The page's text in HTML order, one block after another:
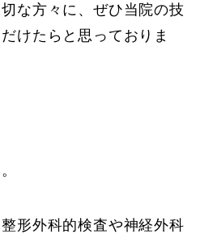
な方々に、ぜひ当院の技
けたらと思っておりま
形外科的検査や神経外科